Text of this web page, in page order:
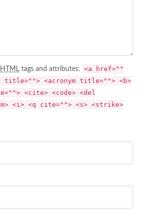
HTML tags and attributes:
<a href=""
<acronym title=""> <b>
<cite> <code> <del
<i> <q cite=""> <s> <strike>